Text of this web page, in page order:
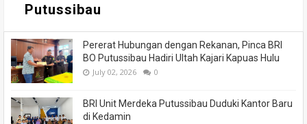
Putussibau
Pererat Hubungan dengan Rekanan, Pinca BRI
BO Putussibau Hadiri Ultah Kajari Kapuas Hulu
July 02, 2026 0
BRI Unit Merdeka Putussibau Duduki Kantor Baru
di Kedamin